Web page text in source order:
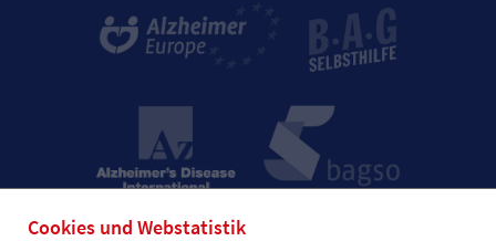
Cookies und Webstatistik